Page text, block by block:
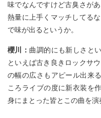
味でなんですけど古臭さが
熱量に上手くマッチしてる
で味が出るというか。
櫻川： 曲調的にも新しさと
といえば古き良きロックサ
の幅の広さもアピール出来
ころライブの度に新衣装を
身にまとった皆とこの曲を演